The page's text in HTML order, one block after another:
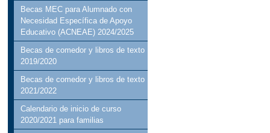
Becas MEC para Alumnado con
Necesidad Específica de Apoyo
Educativo (ACNEAE) 2024/2025
Becas de comedor y libros de texto
2019/2020
Becas de comedor y libros de texto
2021/2022
Calendario de inicio de curso
2020/2021 para familias